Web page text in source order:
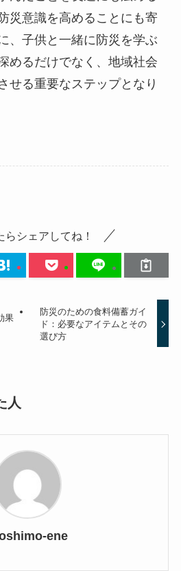
災意識を高めることにも寄
、子供と一緒に防災を学ぶ
めるだけでなく、地域社会
せる重要なステップとなり
らシェアしてね！
果
防災のための食料備蓄ガイ
ド：必要なアイテムとその
選び方
人
ene